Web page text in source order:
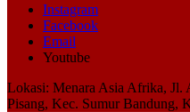
Instagram
Facebook
Email
Youtube
Lokasi: Menara Asia Afrika,
Pisang, Kec. Sumur Bandung,